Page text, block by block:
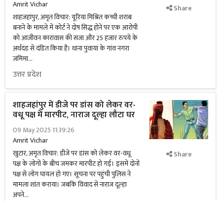
Amrit Vichar
शाहजहांपुर, अमृत विचार: यूरिया मिश्रित कच्ची शराब
बनाने के मामले में कोर्ट ने दोष सिद्ध होने पर एक आरोपी
को आजीवन कारावास की सजा और 25 हजार रुपये के
अर्थदंड से दंडित किया है। थाना पुवायां के गांव नगरा
जमिमा...
उत्तर प्रदेश
Share
शाहजहांपुर में डीजे पर डांस को लेकर वर-
वधू पक्ष में मारपीट, नाराज दूल्हा लौटा घर
09 May 2025 11:39:26
Amrit Vichar
खुटार, अमृत विचार: डीजे पर डांस को लेकर वर-वधू
पक्ष के लोगों के बीच जमकर मारपीट हो गई। इसमें दोनों
पक्ष से लोग घायल हो गए। सूचना पर पहुंची पुलिस ने
मामला शांत कराया। जबकि विवाद से नाराज दूल्हा
अपने...
Share